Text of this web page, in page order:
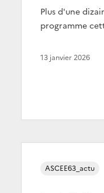
Plus d'une
programme
13 janvier 2026
ASCEE63_actu